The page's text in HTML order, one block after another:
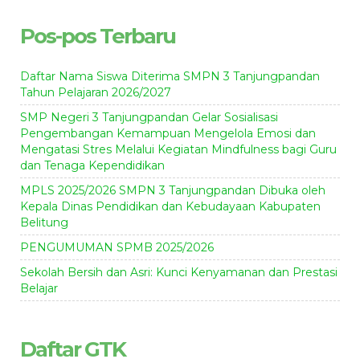
Pos-pos Terbaru
Daftar Nama Siswa Diterima SMPN 3 Tanjungpandan
Tahun Pelajaran 2026/2027
SMP Negeri 3 Tanjungpandan Gelar Sosialisasi
Pengembangan Kemampuan Mengelola Emosi dan
Mengatasi Stres Melalui Kegiatan Mindfulness bagi Guru
dan Tenaga Kependidikan
MPLS 2025/2026 SMPN 3 Tanjungpandan Dibuka oleh
Kepala Dinas Pendidikan dan Kebudayaan Kabupaten
Belitung
PENGUMUMAN SPMB 2025/2026
Sekolah Bersih dan Asri: Kunci Kenyamanan dan Prestasi
Belajar
Daftar GTK